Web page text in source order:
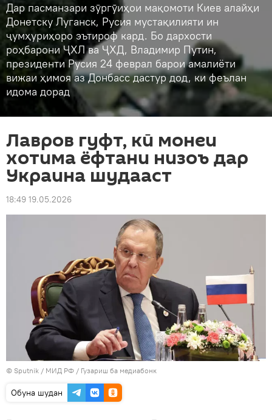
Дар пасманзари зӯргӯиҳои мақомоти Киев алайҳи
Донетску Луганск, Русия мустақилияти ин
ҷумҳуриҳоро эътироф кард. Бо дархости
роҳбарони ҶХЛ ва ҶХД, Владимир Путин,
президенти Русия 24 феврал барои амалиёти
вижаи ҳимоя аз Донбасс дастур дод, ки феълан
идома дорад
Лавров гуфт, кӣ монеи
хотима ёфтани низоъ дар
Украина шудааст
18:49 19.05.2026
© Sputnik / МИД РФ / Гузариш ба медиабонк
Обуна шудан